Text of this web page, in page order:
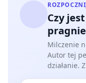
Czy
Milczenie
Autor tej
działanie.